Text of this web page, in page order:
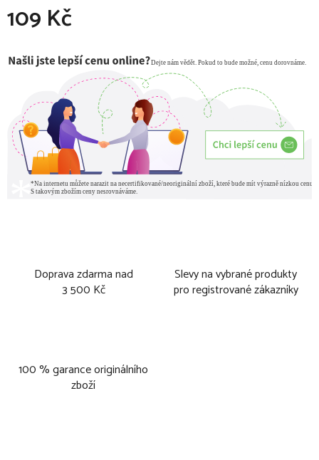
109 Kč
Doprava zdarma nad
3 500 Kč
Slevy na vybrané produkty
pro registrované zákazníky
100 % garance originálního
zboží